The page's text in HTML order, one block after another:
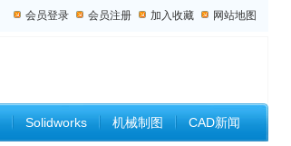
会员登录 会员注册 加入收藏 网站地图
Solidworks 机械制图 CAD新闻